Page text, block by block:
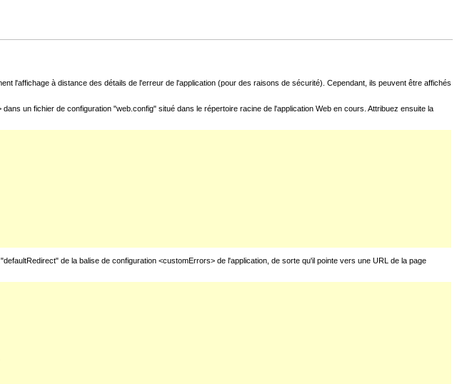
l'affichage à distance des détails de l'erreur de l'application (pour des raisons de sécurité). Cependant, ils peuvent être affichés
un fichier de configuration "web.config" situé dans le répertoire racine de l'application Web en cours. Attribuez ensuite la
de la balise de configuration <customErrors> de l'application, de sorte qu'il pointe vers une URL de la page